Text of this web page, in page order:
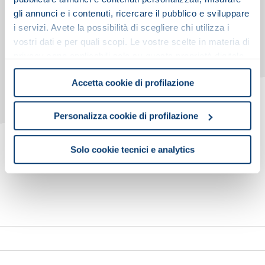
gli annunci e i contenuti, ricercare il pubblico e sviluppare
i servizi. Avete la possibilità di scegliere chi utilizza i
vostri dati e per quali scopi. Le vostre scelte in materia di
in cui avete effettuato le vostre scelte. È possibile
modificare o revocare il proprio consenso in qualsiasi
momento dalla Dichiarazione sui cookie o facendo clic
sull'icona di attivazione della privacy.
raccogliere informazioni sulla tua posizione
geografica, con un'approssimazione di qualche
(impronte digitali).
Accetta cookie di profilazione
Personalizza cookie di profilazione
Solo cookie tecnici e analytics
SCARICA I DISEGNI 2D/3D CAD - TXF
SCARICA I DISEGNI 2D/3D CAD - S (VAR)